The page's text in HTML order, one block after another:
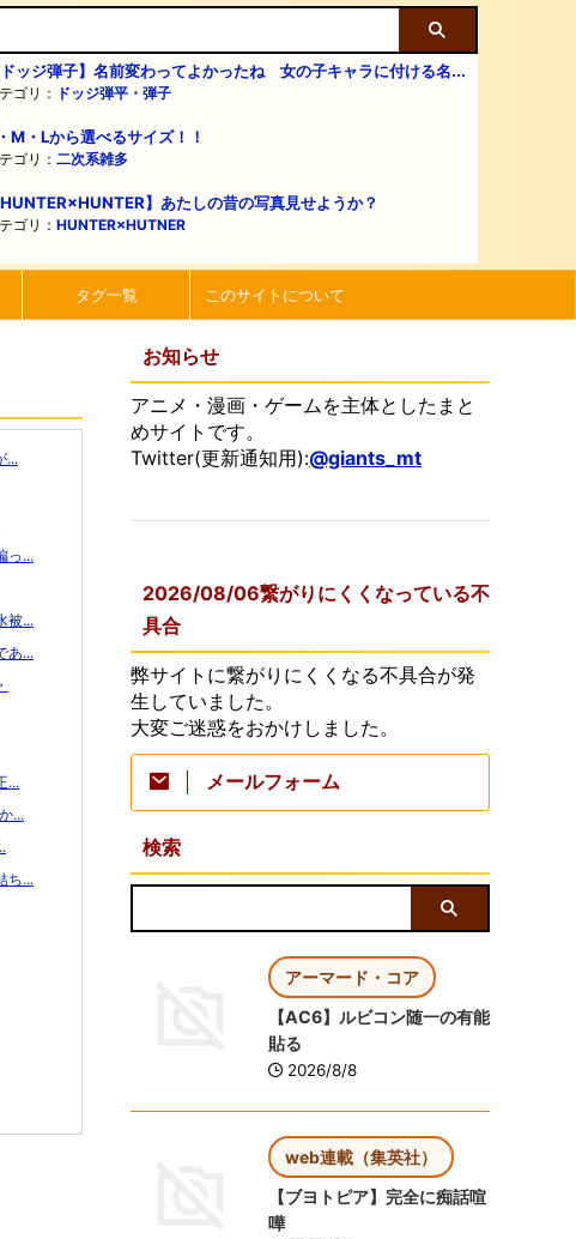
ドッジ弾子】名前変わってよかったね 女の子キャラに付ける名...
ゴリ： ドッジ弾平・弾子
M・Lから選べるサイズ！！
ゴリ： 二次系雑多
HUNTER×HUNTER】あたしの昔の写真見せようか？
ゴリ： HUNTER×HUTNER
タグ一覧 このサイトについて
...
っ...
被...
あ...
...
...
ち...
お知らせ
アニメ・漫画・ゲームを主体としたまと
めサイトです。
Twitter(更新通知用):@giants_mt
2026/08/06繋がりにくくなっている不
具合
弊サイトに繋がりにくくなる不具合が発
生していました。
大変ご迷惑をおかけしました。
メールフォーム
検索
アーマード・コア
【AC6】ルビコン随一の有能
貼る
2026/8/8
web連載（集英社）
【ブヨトピア】完全に痴話喧
嘩